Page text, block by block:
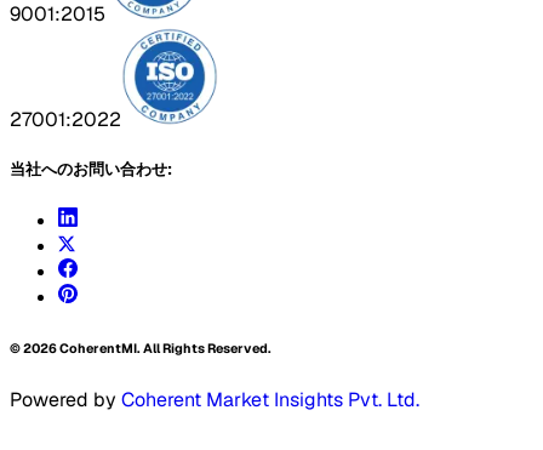
9001:2015
27001:2022
当社へのお問い合わせ:
©2026CoherentMI. All Rights Reserved.
Powered by Coherent Market Insights Pvt. Ltd.